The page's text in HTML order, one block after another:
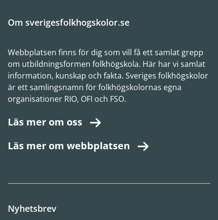
Om sverigesfolkhogskolor.se
Webbplatsen finns för dig som vill få ett samlat grepp
om utbildningsformen folkhögskola. Här har vi samlat
information, kunskap och fakta. Sveriges folkhögskolor
är ett samlingsnamn för folkhögskolornas egna
organisationer RIO, OFI och FSO.
Läs mer om oss
Läs mer om webbplatsen
Nyhetsbrev